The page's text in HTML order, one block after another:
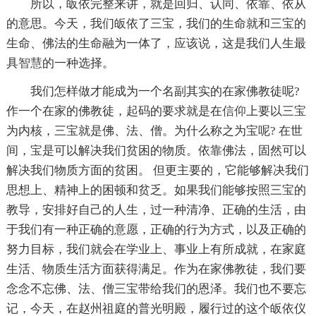
所以，皈依完整来讲，就是回归、认同、依靠、依从
的意思。今天，我们皈依了三宝，我们的生命就和三宝的
生命、佛法的生命融为一体了，应该说，这是我们人生最
具智慧的一种选择。
我们怎样做才能成为一个名副其实的在家佛教徒呢?
作一个在家的佛教徒，起码的要求就是在信仰上要以三宝
为内核，三宝就是佛、法、僧。为什么称之为宝呢? 在世
间，宝是可以解决我们贫困的物质。依靠佛法，固然可以
解决我们物质方面的贫困。 但更主要的，它能够解决我们
思想上、精神上的困顿和贫乏。如果我们能够按照三宝的
教导，安排好自己的人生，过一种清净、正确的生活，由
于我们有一种正确的意愿，正确的行为方式，以及正确的
努力目标，我们就会在学业上、事业上有所成就，在家庭
生活、物质生活方面获得满足。作为在家佛教徒，我们要
念念不忘佛、法、僧三宝带给我们的恩泽。我们也不要忘
记，今天，在赵州祖庭的普光明殿，履行过的这个皈依仪